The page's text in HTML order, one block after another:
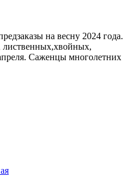
на весну 2024 года.
лиственных,хвойных,
Саженцы многолетних